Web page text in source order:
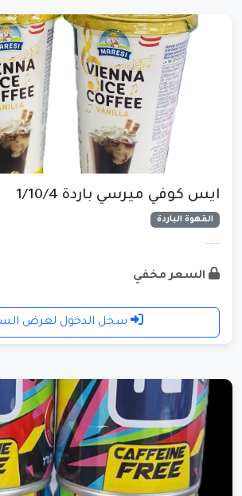
ايس كوفي ميرسي باردة 1/10/4
القهوة الباردة
......
السعر مخفي
سجل الدخول لعرض